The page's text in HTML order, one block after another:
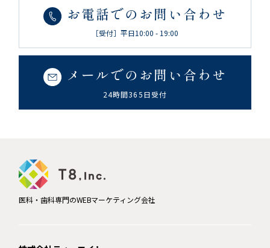
お電話でのお問い合わせ
［受付］平日10:00 - 19:00
メールでのお問い合わせ
24時間365日受付
医科・歯科専門のWEBマーケティング会社